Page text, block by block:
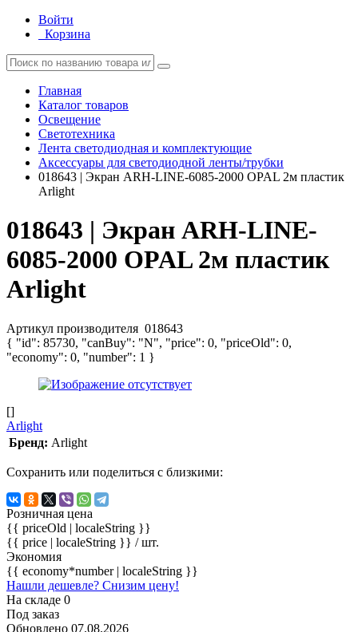
Войти
Корзина
Главная
Каталог товаров
Освещение
Светотехника
Лента светодиодная и комплектующие
Аксессуары для светодиодной ленты/трубки
018643 | Экран ARH-LINE-6085-2000 OPAL 2м пластик
Arlight
018643 | Экран ARH-LINE-
6085-2000 OPAL 2м пластик
Arlight
Артикул производителя 018643
{ "id": 85730, "canBuy": "N", "price": 0, "priceOld": 0,
"economy": 0, "number": 1 }
[]
Arlight
Бренд: Arlight
Сохранить или поделиться с близкими:
Розничная цена
{{ priceOld | localeString }}
{{ price | localeString }} / шт.
Экономия
{{ economy*number | localeString }}
Нашли дешевле? Снизим цену!
На складе 0
Под заказ
Обновлено 07.08.2026